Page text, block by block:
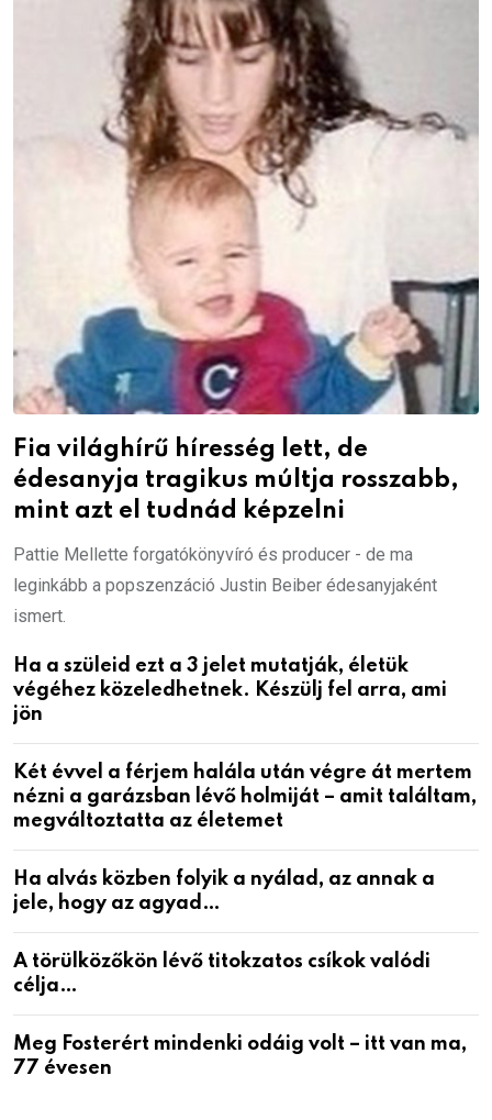
Fia világhírű híresség lett, de
édesanyja tragikus múltja rosszabb,
mint azt el tudnád képzelni
Pattie Mellette forgatókönyvíró és producer - de ma
leginkább a popszenzáció Justin Beiber édesanyjaként
ismert.
Ha a szüleid ezt a 3 jelet mutatják, életük
végéhez közeledhetnek. Készülj fel arra, ami
jön
Két évvel a férjem halála után végre át mertem
nézni a garázsban lévő holmiját – amit találtam,
megváltoztatta az életemet
Ha alvás közben folyik a nyálad, az annak a
jele, hogy az agyad…
A törülközőkön lévő titokzatos csíkok valódi
célja…
Meg Fosterért mindenki odáig volt – itt van ma,
77 évesen